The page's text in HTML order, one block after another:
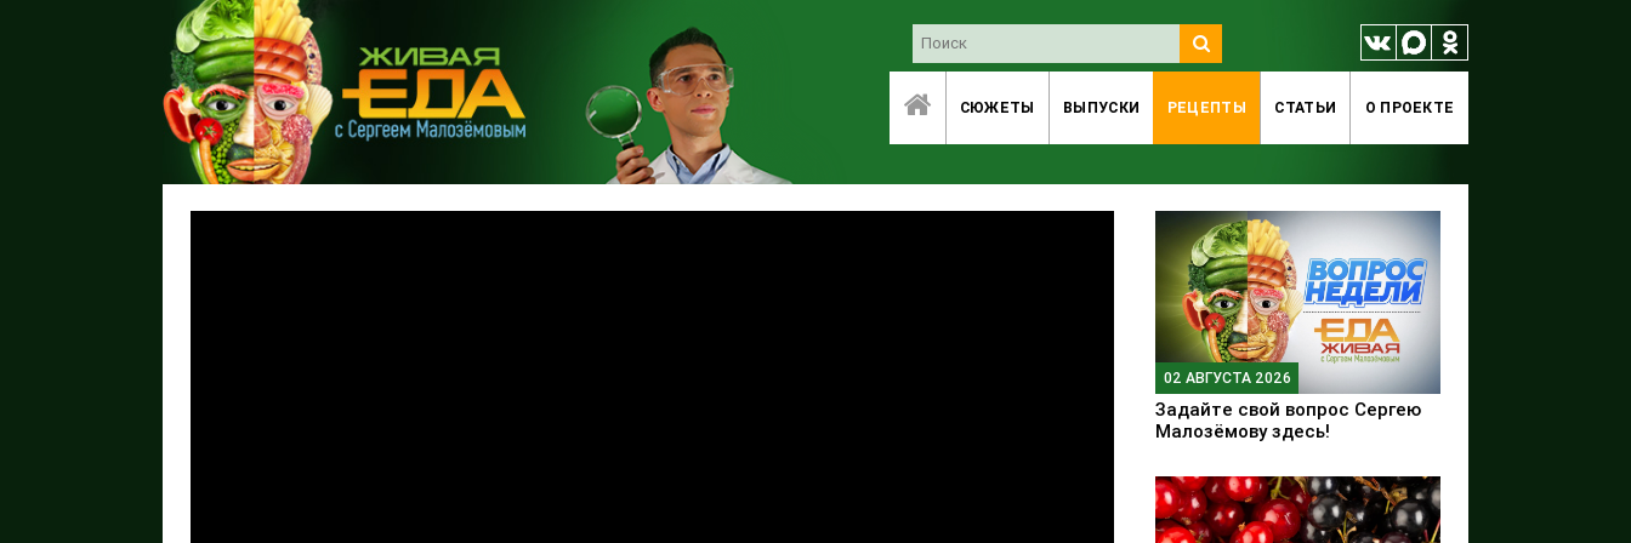
СЮЖЕТЫ ВЫПУСКИ РЕЦЕПТЫ СТАТЬИ O ПРОЕКТЕ
02 АВГУСТА 2026
Задайте свой вопрос Сергею
Малозёмову здесь!